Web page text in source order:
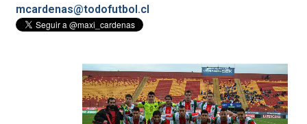
mcardenas@todofutbol.cl